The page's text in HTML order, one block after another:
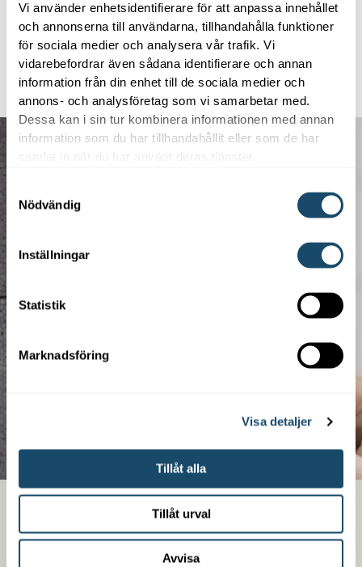
Vi använder enhetsidentifierare för att anpassa innehållet
och annonserna till användarna, tillhandahålla funktioner
för sociala medier och analysera vår trafik. Vi
vidarebefordrar även sådana identifierare och annan
information från din enhet till de sociala medier och
annons- och analysföretag som vi samarbetar med.
Dessa kan i sin tur kombinera informationen med annan
information som du har tillhandahållit eller som de har
samlat in när du har använt deras tjänster.
Nödvändig
Inställningar
Statistik
Marknadsföring
Visa detaljer
Tillåt alla
Tillåt urval
Avvisa
Underhåll av olika
värmepumpar